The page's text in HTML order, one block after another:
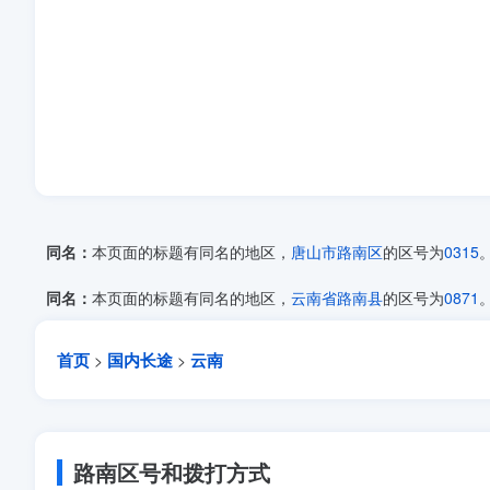
同名： 本页面的标题有同名的地区， 唐山市路南区的区号为0315
同名： 本页面的标题有同名的地区， 云南省路南县的区号为0871
首页 > 国内长途 > 云南
路南区号和拨打方式